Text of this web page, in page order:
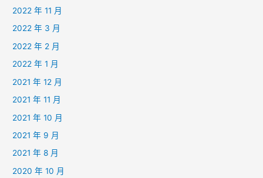
2022 年 11 月
2022 年 3 月
2022 年 2 月
2022 年 1 月
2021 年 12 月
2021 年 11 月
2021 年 10 月
2021 年 9 月
2021 年 8 月
2020 年 10 月